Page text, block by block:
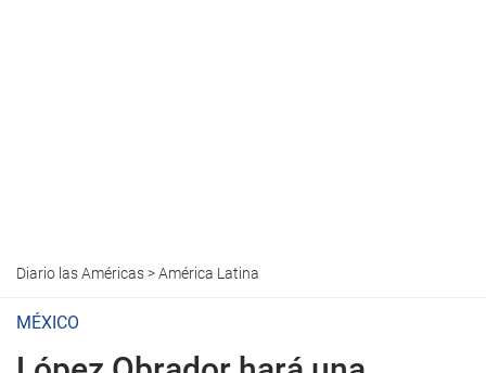
Diario las Américas>América Latina
MÉXICO